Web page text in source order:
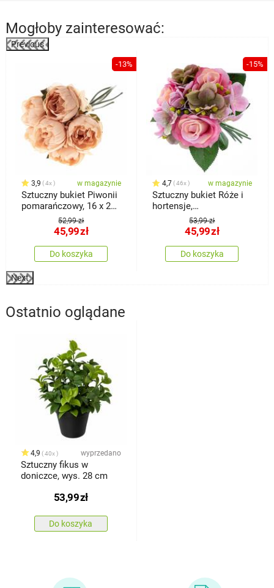
Mogłoby zainteresować:
Previous
-13%
3,9 4x w magazynie
Sztuczny bukiet Piwonii
pomarańczowy, 16 x 27
52,99 zł
45,99zł
Do koszyka
-15%
4,7 46x w magazynie
Sztuczny bukiet Róże i
hortensje,
ciemnoróżowy
53,99 zł
45,99zł
Do koszyka
Next
Ostatnio oglądane
4,9 40x wyprzedano
Sztuczny fikus w
doniczce, wys. 28 cm
53,99zł
Do koszyka